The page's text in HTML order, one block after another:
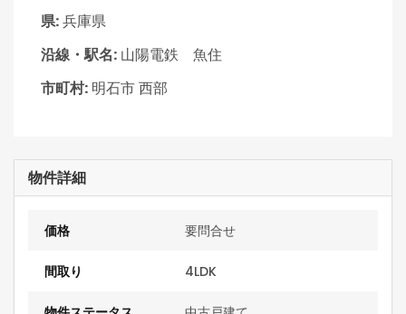
県:兵庫県
沿線・駅名: 山陽電鉄 魚住
市町村: 明石市 西部
物件詳細
価格 要問合せ
間取り 4LDK